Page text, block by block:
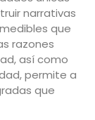
narrativas
que
razones
así como
permite a
que